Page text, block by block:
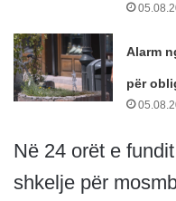
Alarm
për
Në 24 orët e
shkelje për